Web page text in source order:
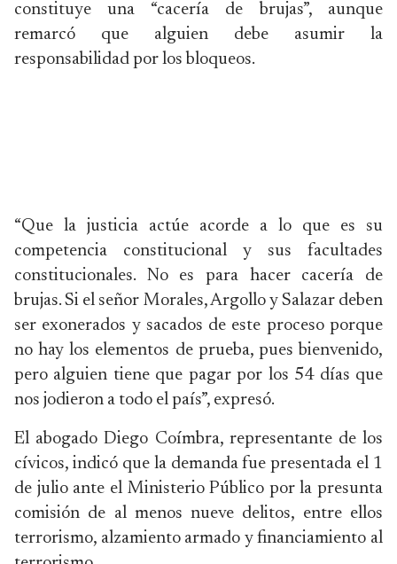
constituye una “cacería de brujas”, aunque
remarcó que alguien debe asumir la
responsabilidad por los bloqueos.
“Que la justicia actúe acorde a lo que es su
competencia constitucional y sus facultades
constitucionales. No es para hacer cacería de
brujas. Si el señor Morales, Argollo y Salazar deben
ser exonerados y sacados de este proceso porque
no hay los elementos de prueba, pues bienvenido,
pero alguien tiene que pagar por los 54 días que
nos jodieron a todo el país”, expresó.
El abogado Diego Coímbra, representante de los
cívicos, indicó que la demanda fue presentada el 1
de julio ante el Ministerio Público por la presunta
comisión de al menos nueve delitos, entre ellos
terrorismo, alzamiento armado y financiamiento al